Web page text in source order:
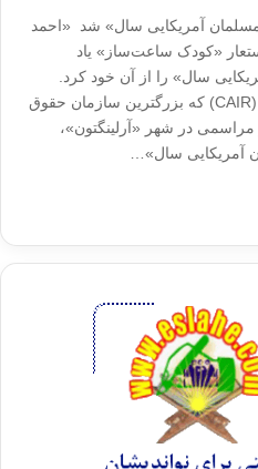
آمریکایی سال» شد «احمد
«کودک ساعت‌ساز» یاد
سال» را از آن خود کرد.
شورای روابط اسلامی – آمریکایی (CAIR) که بزرگترین سازمان حقوق
در شهر «آرلینگتون»،
آمریکایی سال»…